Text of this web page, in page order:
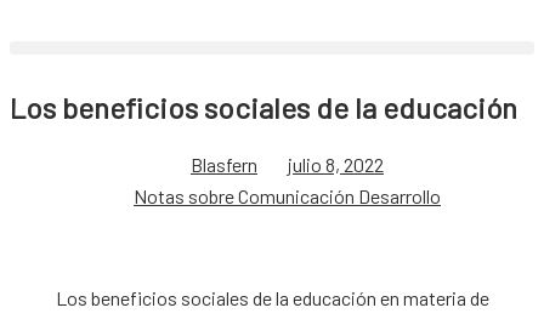
Los beneficios sociales de la educación
Blasfern
julio 8, 2022
Notas sobre Comunicación Desarrollo
Los beneficios sociales de la educación en materia de